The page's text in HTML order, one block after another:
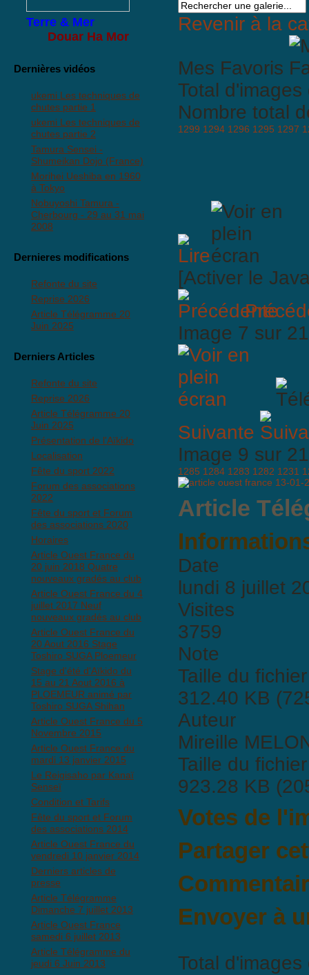
Terre & Mer
Douar Ha Mor
Dernières vidéos
ukemi Les techniques de
chutes partie 1
ukemi Les techniques de
chutes partie 2
Tamura Sensei -
Shumeikan Dojo (France)
Morihei Ueshiba en 1960
à Tokyo
Nobuyoshi Tamura -
Cherbourg - 29 au 31 mai
2008
Dernieres modifications
Refonte du site
Reprise 2026
Article Télégramme 20
Juin 2025
Derniers Articles
Refonte du site
Reprise 2026
Article Télégramme 20
Juin 2025
Présentation de l'Aïkido
Localisation
Fête du sport 2022
Forum des associations
2022
Fête du sport et Forum
des associations 2020
Horaires
Article Ouest France du
20 juin 2018 Quatre
nouveaux gradés au club
Article Ouest France du 4
juillet 2017 Neuf
nouveaux gradés au club
Article Ouest France du
20 Aout 2016 Stage
Toshiro SUGA Ploemeur
Stage d'été d'Aïkido du
15 au 21 Aout 2016 à
PLOEMEUR animé par
Toshiro SUGA Shihan
Article Ouest France du 5
Novembre 2015
Article Ouest France du
mardi 13 janvier 2015
Le Reigisaho par Kanaï
Senseï
Condition et Tarifs
Fête du sport et Forum
des associations 2014
Article Ouest France du
vendredi 10 janvier 2014
Derniers articles de
presse
Article Télégramme
Dimanche 7 juillet 2013
Article Ouest France
samedi 6 juillet 2013
Article Télégramme du
jeudi 6 Juin 2013
Revenir à la
Mes Favoris
Total
Nombre total
1299 1294 1296 1295 1297
[Activer le
Image 7 sur
Suivante
Image 9 sur
1285 1284 1283 1282 1231
Article
Date
lundi 8 juillet
Visites
3759
Note
Taille du fichier
312.40 KB
Auteur
Mireille
Taille du
923.28 KB
Votes de
Partager
Envoyer à
Total